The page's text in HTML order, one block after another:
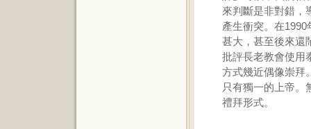
來判斷是非對錯，
產生衝突。在
甚大，甚至後來還
批評長老教會使用
方式幾近偶像崇拜
只有獨一的上帝。
禮拜形式。